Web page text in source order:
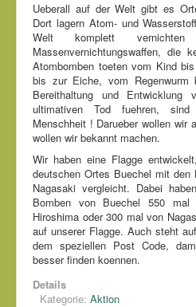
Ueberall auf der Welt gibt es
Dort lagern Atom- und
Welt komplett
Massenvernichtungswaffen, die
Atombomben toeten vom Kind
bis zur Eiche, vom
Bereithaltung und Entwicklung
ultimativen Tod fuehren,
Menschheit ! Darueber wollen wir
wollen wir bekannt machen.
Wir haben eine Flagge
deutschen Ortes Buechel mit den
Nagasaki vergleicht. Dabei
Bomben von Buechel 550 mal
Hiroshima oder 300 mal von
auf unserer Flagge. Auch steht
dem speziellen Post Code,
besser finden koennen.
Details
Kategorie: Aktion